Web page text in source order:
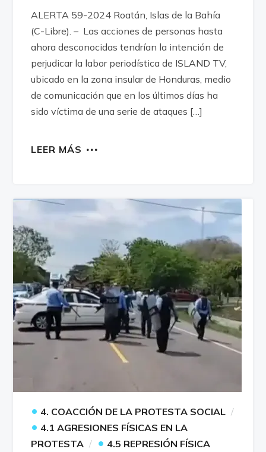
ALERTA 59-2024 Roatán, Islas de la Bahía
(C-Libre). – Las acciones de personas hasta
ahora desconocidas tendrían la intención de
perjudicar la labor periodística de ISLAND TV,
ubicado en la zona insular de Honduras, medio
de comunicación que en los últimos días ha
sido víctima de una serie de ataques […]
LEER MÁS
• 4. COACCIÓN DE LA PROTESTA SOCIAL
• 4.1 AGRESIONES FÍSICAS EN LA
PROTESTA
• 4.5 REPRESIÓN FÍSICA